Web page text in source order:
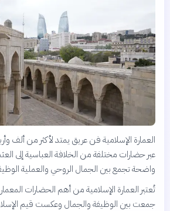
العمارة الإسلامية فن عريق يمتد لأكثر من ألف
عبر حضارات مختلفة من الخلافة العباسية إلى
واضحة تجمع بين الجمال الروحي والعملية
تُعتبر العمارة الإسلامية من أهم الحضارات
جمعت بين الوظيفة والجمال وعكست قيم الإسلام